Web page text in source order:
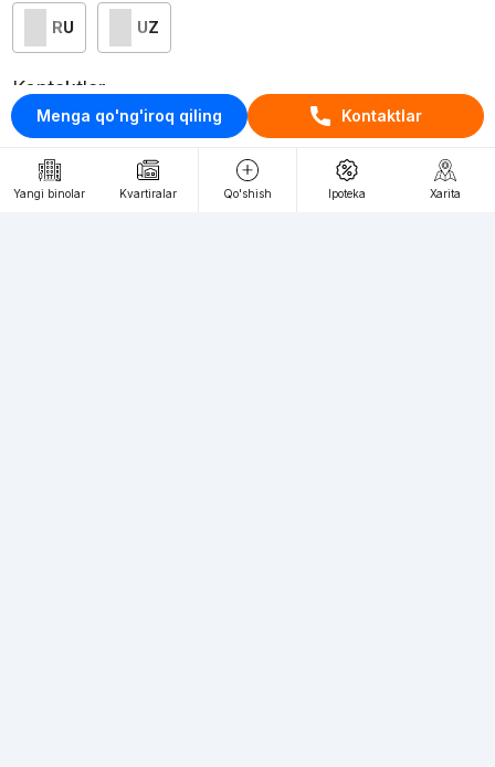
Menga qo'ng'iroq qiling Kontaktlar
Yangi binolar Kvartiralar Qo'shish Ipoteka Xarita
RU UZ
Kontaktlar
loyiha haqida
Webnow © loyihasi
Foydalanish shartlari